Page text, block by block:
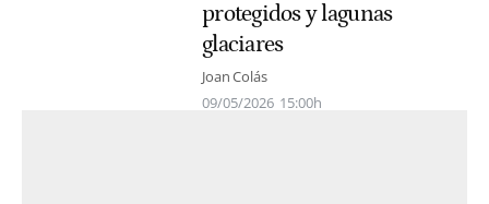
protegidos y lagunas
glaciares
Joan Colás
09/05/2026 15:00h